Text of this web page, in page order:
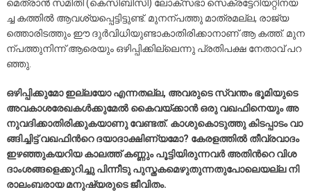
മെ​ത്രാ​ൻ സ​മി​തി (കെ​സി​ബി​സി) ലോ​ക്സ​ഭാ സെ​ക്ര​ട്ടേ​റി​യ​റ്റി​ന​യ​
ച്ച ക​ത്തി​ൽ ആ​വ​ശ്യ​പ്പെ​ട്ടി​ട്ടു​ണ്ട്. മു​ന​ന്പ​ത്തു മാ​ത്ര​മ​ല്ല, രാ​ജ്യ​
ത്തൊ​രി​ട​ത്തും ഈ ​ദു​ർ​വി​ധി​യു​ണ്ടാ​കാ​തി​രി​ക്കാ​നാ​ണ് ആ ​ക​ത്ത്. മു​ന​
ന്പ​ത്തു​നി​ന്ന് ആ​രെ​യും ഒ​ഴി​പ്പി​ക്കി​ല്ലെ​ന്നു പ്ര​തി​പ​ക്ഷ നേ​താ​വ് പ​റ​
ഞ്ഞു.
ഒ​ഴി​പ്പി​ക്കു​മോ ഇ​ല്ല​യോ എ​ന്ന​ത​ല്ല, അ​വ​രു​ടെ സ്വ​ന്തം ഭൂ​മി​യു​ടെ
അ​വ​കാ​ശ​രേ​ഖ​ക​ൾ​ക്കു​മേ​ൽ കൈ​വ​യ്ക്കാ​ൻ ഒ​രു വ​ഖ​ഫി​നെ​യും അ​
നു​വ​ദി​ക്കാ​തി​രി​ക്കു​ക​യാ​ണു വേ​ണ്ട​ത്. കാ​ശു​കൊ​ടു​ത്തു കി​ട​പ്പാ​ടം വാ​
ങ്ങി​ച്ചി​ട്ട് വ​ഖ​ഫി​ന്‍റെ ദ​യാ​ദാ​ക്ഷി​ണ്യ​മോ? കേ​ര​ള​ത്തി​ൽ തീ​വ്ര​വാ​ദം
ഇ​ഴ​ഞ്ഞു​ക​യ​റി​യ കാ​ല​ത്ത് ക​ണ്ണും പൂ​ട്ടി​യി​രു​ന്ന​വ​ർ അ​തി​ന്‍റെ വി​ശ​
ദാം​ശ​ങ്ങ​ളെ​ക്കു​റി​ച്ചു പി​ന്നീ​ടു പു​സ്ത​ക​മെ​ഴു​തു​ന്ന​തു​പോ​ലെ​യ​ല്ല നി​
രാ​ലം​ബ​രാ​യ മ​നു​ഷ്യ​രു​ടെ ജീ​വി​തം.